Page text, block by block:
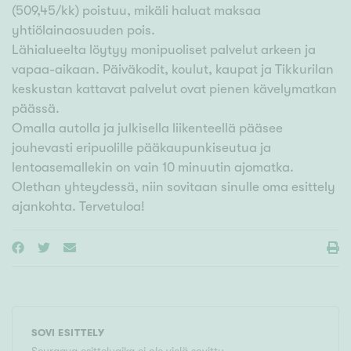
(509,45/kk) poistuu, mikäli haluat maksaa
yhtiölainaosuuden pois.
Lähialueelta löytyy monipuoliset palvelut arkeen ja
vapaa-aikaan. Päiväkodit, koulut, kaupat ja Tikkurilan
keskustan kattavat palvelut ovat pienen kävelymatkan
päässä.
Omalla autolla ja julkisella liikenteellä pääsee
jouhevasti eripuolille pääkaupunkiseutua ja
lentoasemallekin on vain 10 minuutin ajomatka.
Olethan yhteydessä, niin sovitaan sinulle oma esittely
ajankohta. Tervetuloa!
SOVI ESITTELY